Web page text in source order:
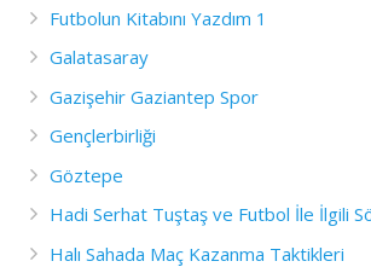
Futbolun Kitabını Yazdım 1
Galatasaray
Gazişehir Gaziantep Spor
Gençlerbirliği
Göztepe
Hadi Serhat Tuştaş ve Futbol İle İlgili
Halı Sahada Maç Kazanma Taktikleri